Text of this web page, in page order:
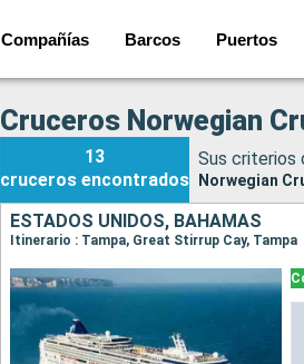
Compañías Barcos Puertos
Cruceros Norwegian
13
cruceros encontrados
Sus criterios
Norwegian
ESTADOS UNIDOS, BAHAMAS
Itinerario : Tampa, Great Stirrup Cay, Tampa